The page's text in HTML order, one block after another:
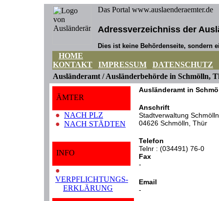
Das Portal www.auslaenderaemter.de
Adressverzeichniss der
Dies ist keine Behördenseite, sondern
HOME
KONTAKT
IMPRESSUM
DATENSCHUTZ
Ausländeramt / Ausländerbehörde in Schmölln,
ÄMTER
● NACH PLZ
● NACH STÄDTEN
INFO
●
VERPFLICHTUNGS-
ERKLÄRUNG
Ausländeramt in
Anschrift
Stadtverwaltung
04626 Schmölln, Thür
Telefon
Telnr : (034491) 76-0
Fax
-
Email
-